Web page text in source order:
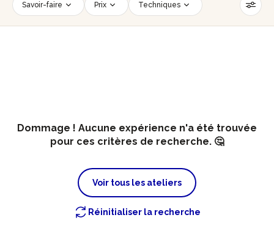
Savoir-faire Prix Techniques
Date Créneau horaire
Dommage ! Aucune expérience n'a été trouvée
pour ces critères de recherche. 🤔
Voir tous les ateliers
Réinitialiser la recherche